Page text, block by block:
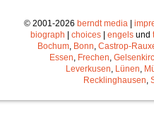
© 2001-2026 berndt media|
biograph | choices | engels und
Bochum, Bonn, Castrop-
Essen, Frechen,
Leverkusen, Lünen,
Recklinghausen,